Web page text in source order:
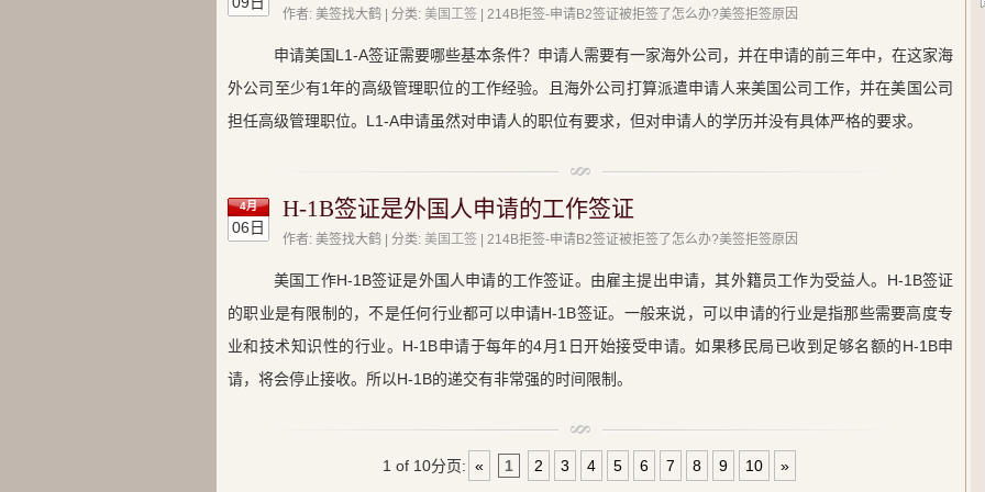
作者: 美签找大鹤 | 分类: 美国工签 | 214B拒签-申请B2签证被拒签了怎么办?美签拒签原因
申请美国L1-A签证需要哪些基本条件？申请人需要有一家海外公司，并在申请的前三年中，在这家海
外公司至少有1年的高级管理职位的工作经验。且海外公司打算派遣申请人来美国公司工作，并在美国公司
担任高级管理职位。L1-A申请虽然对申请人的职位有要求，但对申请人的学历并没有具体严格的要求。
4月
06日
H-1B签证是外国人申请的工作签证
作者: 美签找大鹤 | 分类: 美国工签 | 214B拒签-申请B2签证被拒签了怎么办?美签拒签原因
美国工作H-1B签证是外国人申请的工作签证。由雇主提出申请，其外籍员工作为受益人。H-1B签证
的职业是有限制的，不是任何行业都可以申请H-1B签证。一般来说，可以申请的行业是指那些需要高度专
业和技术知识性的行业。H-1B申请于每年的4月1日开始接受申请。如果移民局已收到足够名额的H-1B申
请，将会停止接收。所以H-1B的递交有非常强的时间限制。
1 of 10分页: « 1 2 3 4 5 6 7 8 9 10 »